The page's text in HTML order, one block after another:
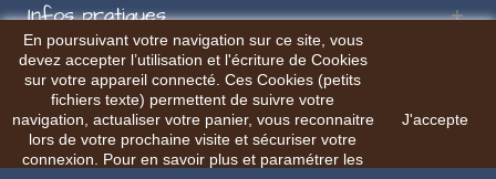
En poursuivant votre navigation sur ce site, vous
devez accepter l’utilisation et l'écriture de Cookies
sur votre appareil connecté. Ces Cookies (petits
fichiers texte) permettent de suivre votre
navigation, actualiser votre panier, vous reconnaitre
lors de votre prochaine visite et sécuriser votre
connexion. Pour en savoir plus et paramétrer les
J'accepte
Infos pratiques
© Le BalafonSite web réalisé par l'agence AXYOLE